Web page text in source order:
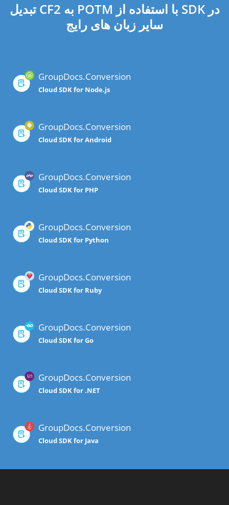
تبدیل CF2 به POTM با استفاده از SDK در
سایر زبان های رایج
GroupDocs.Conversion
Cloud SDK for Node.js
GroupDocs.Conversion
Cloud SDK for Android
GroupDocs.Conversion
Cloud SDK for PHP
GroupDocs.Conversion
Cloud SDK for Python
GroupDocs.Conversion
Cloud SDK for Ruby
GroupDocs.Conversion
Cloud SDK for Go
GroupDocs.Conversion
Cloud SDK for .NET
GroupDocs.Conversion
Cloud SDK for Java